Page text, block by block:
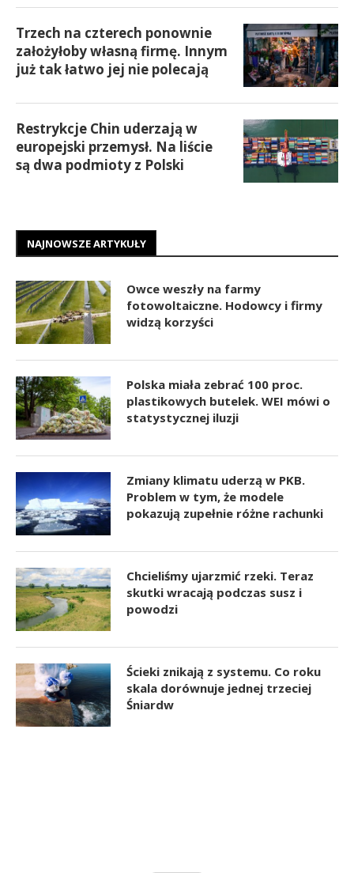
Trzech na czterech ponownie
założyłoby własną firmę. Innym
już tak łatwo jej nie polecają
Restrykcje Chin uderzają w
europejski przemysł. Na liście
są dwa podmioty z Polski
NAJNOWSZE ARTYKUŁY
Owce weszły na farmy
fotowoltaiczne. Hodowcy i firmy
widzą korzyści
Polska miała zebrać 100 proc.
plastikowych butelek. WEI mówi o
statystycznej iluzji
Zmiany klimatu uderzą w PKB.
Problem w tym, że modele
pokazują zupełnie różne rachunki
Chcieliśmy ujarzmić rzeki. Teraz
skutki wracają podczas susz i
powodzi
Ścieki znikają z systemu. Co roku
skala dorównuje jednej trzeciej
Śniardw